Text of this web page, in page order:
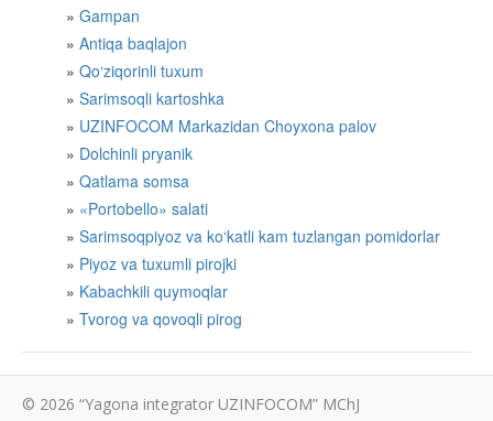
Gampan
Antiqa baqlajon
​Qo‘ziqorinli tuxum
​Sarimsoqli kartoshka
UZINFOCOM Markazidan Choyxona palov
Dolchinli pryanik
Qatlama somsa
«Portobello» salati
Sarimsoqpiyoz va ko‘katli kam tuzlangan pomidorlar
Piyoz va tuxumli pirojki
Kabachkili quymoqlar
Tvorog va qovoqli pirog
© 2026 “Yagona integrator UZINFOCOM” MChJ